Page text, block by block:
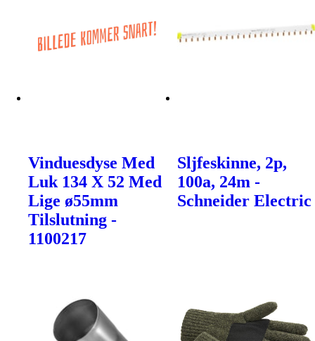
Vinduesdyse Med
Luk 134 X 52 Med
Lige ø55mm
Tilslutning -
1100217
Sljfeskinne, 2p,
100a, 24m -
Schneider Electric